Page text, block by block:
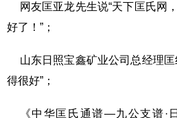
网友匡亚龙先生说“天下匡氏网
好了！”；
山东日照宝鑫矿业公司总经理
得很好”；
《中华匡氏通谱—九公支谱·